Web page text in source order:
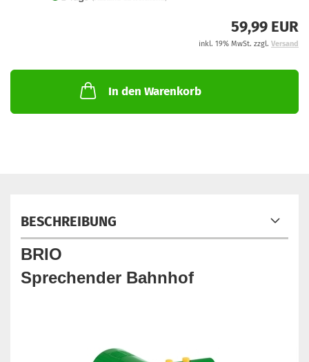
59,99 EUR
inkl. 19% MwSt. zzgl. Versand
In den Warenkorb
BESCHREIBUNG
BRIO
Sprechender Bahnhof